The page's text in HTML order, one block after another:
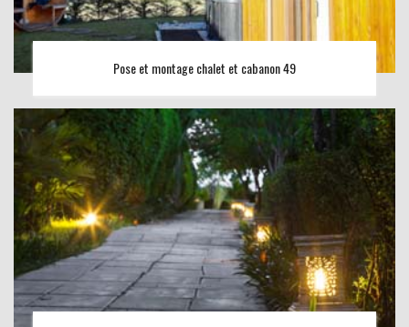
Pose et montage chalet et cabanon 49